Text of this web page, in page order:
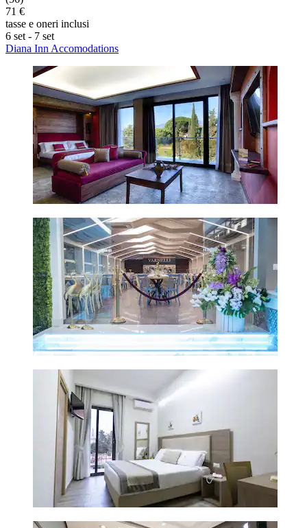
71 €
tasse e oneri inclusi
6 set - 7 set
Diana Inn Accomodations